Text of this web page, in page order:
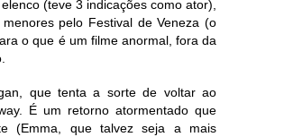
(teve 3 indicações como ator),
pelo Festival de Veneza (o
o que é um filme anormal, fora da
que tenta a sorte de voltar ao
É um retorno atormentado que
(Emma, que talvez seja a mais